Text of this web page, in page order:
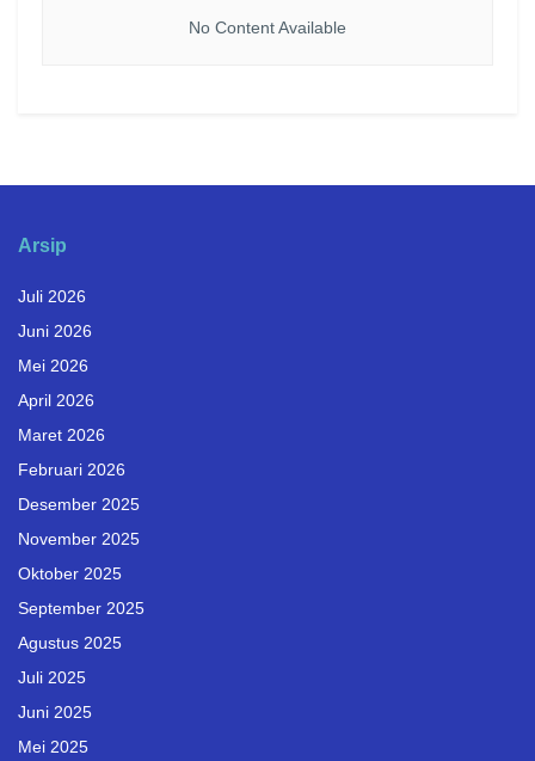
No Content Available
Arsip
Juli 2026
Juni 2026
Mei 2026
April 2026
Maret 2026
Februari 2026
Desember 2025
November 2025
Oktober 2025
September 2025
Agustus 2025
Juli 2025
Juni 2025
Mei 2025